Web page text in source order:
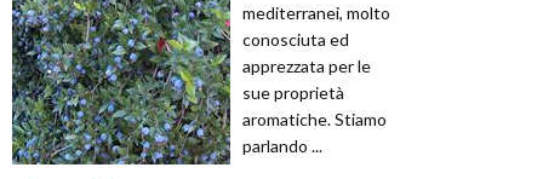
mediterranei, molto
conosciuta ed
apprezzata per le
sue proprietà
aromatiche. Stiamo
parlando ...